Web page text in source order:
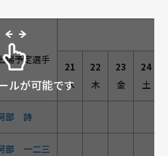
場予定選手
21
水
22
木
23
金
24
土
部 詩
部 一二三
ルが可能です